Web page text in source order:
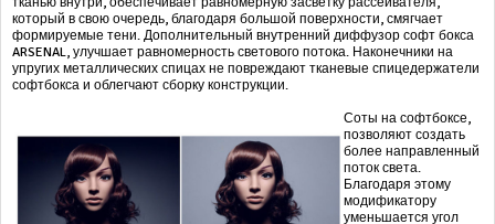
который в свою очередь, благодаря большой поверхности, смягчает
формируемые тени. Дополнительный внутренний диффузор софт бокса
ARSENAL, улучшает равномерность светового потока. Наконечники на
упругих металлических спицах не повреждают тканевые спицедержатели
софтбокса и облегчают сборку конструкции.
Соты на софтбоксе,
позволяют создать
более направленный
поток света.
Благодаря этому
модификатору
уменьшается угол